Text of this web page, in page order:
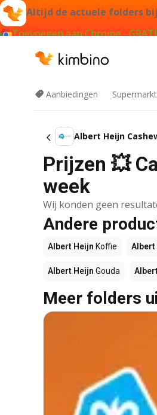
Altijd de actuele folders
Toevoegen aan Chrome -
Aanbiedingen
Albert Heijn
Prijzen 💥
week
Wij konden geen
Andere
Albert Heijn Koffie Albert
Albert Heijn Gouda
Meer folders